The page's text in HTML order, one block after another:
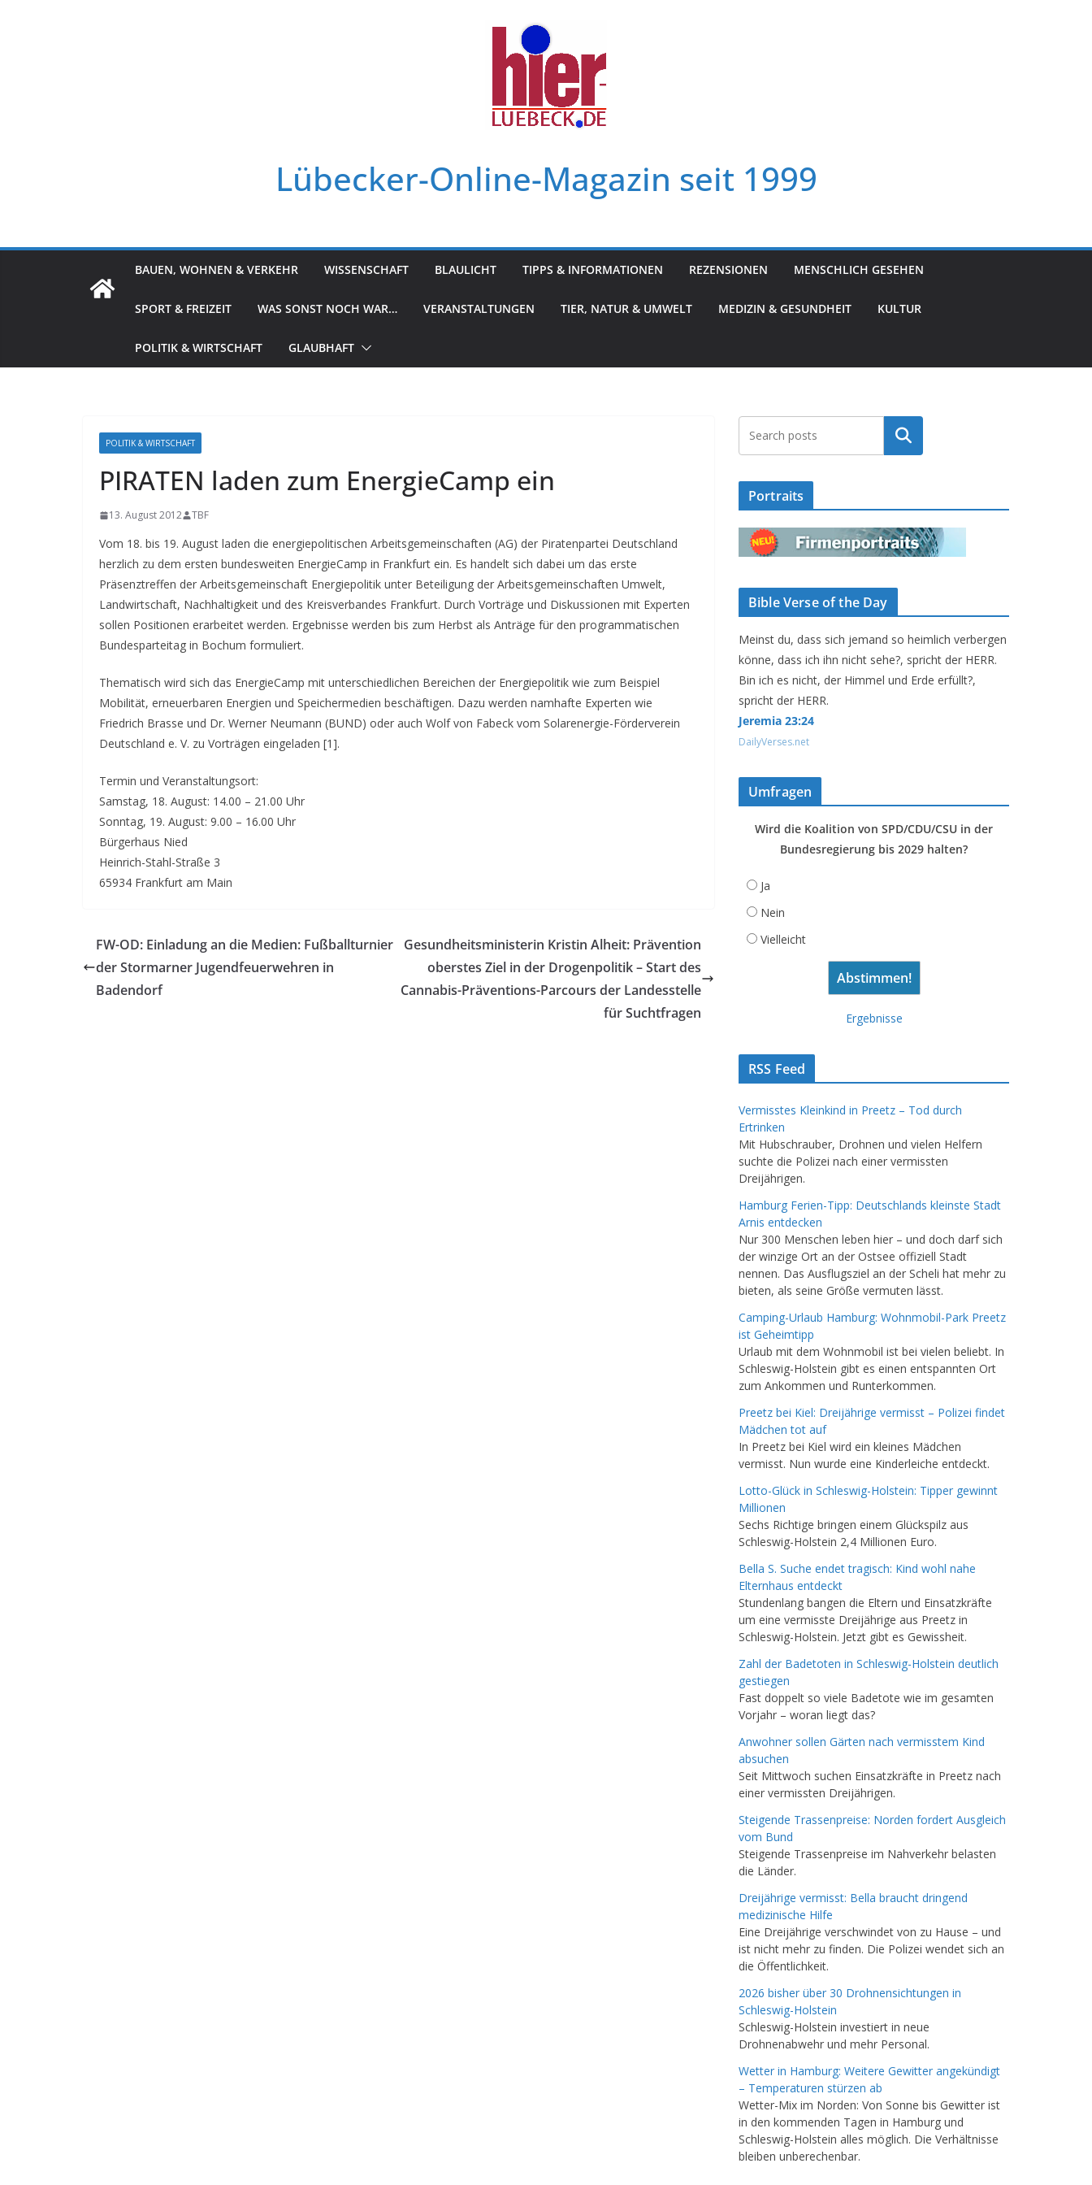
Lübecker-Online-Magazin seit 1999
BAUEN, WOHNEN & VERKEHR WISSENSCHAFT BLAULICHT TIPPS & INFORMATIONEN REZENSIONEN MENSCHLICH GESEHEN
SPORT & FREIZEIT WAS SONST NOCH WAR… VERANSTALTUNGEN TIER, NATUR & UMWELT MEDIZIN & GESUNDHEIT KULTUR
POLITIK & WIRTSCHAFT GLAUBHAFT
POLITIK & WIRTSCHAFT
PIRATEN laden zum EnergieCamp ein
13. August 2012 TBF
Vom 18. bis 19. August laden die energiepolitischen Arbeitsgemeinschaften (AG) der Piratenpartei Deutschland
herzlich zu dem ersten bundesweiten EnergieCamp in Frankfurt ein. Es handelt sich dabei um das erste
Präsenztreffen der Arbeitsgemeinschaft Energiepolitik unter Beteiligung der Arbeitsgemeinschaften Umwelt,
Landwirtschaft, Nachhaltigkeit und des Kreisverbandes Frankfurt. Durch Vorträge und Diskussionen mit Experten
sollen Positionen erarbeitet werden. Ergebnisse werden bis zum Herbst als Anträge für den programmatischen
Bundesparteitag in Bochum formuliert.
Thematisch wird sich das EnergieCamp mit unterschiedlichen Bereichen der Energiepolitik wie zum Beispiel
Mobilität, erneuerbaren Energien und Speichermedien beschäftigen. Dazu werden namhafte Experten wie
Friedrich Brasse und Dr. Werner Neumann (BUND) oder auch Wolf von Fabeck vom Solarenergie-Förderverein
Deutschland e. V. zu Vorträgen eingeladen [1].
Termin und Veranstaltungsort:
Samstag, 18. August: 14.00 – 21.00 Uhr
Sonntag, 19. August: 9.00 – 16.00 Uhr
Bürgerhaus Nied
Heinrich-Stahl-Straße 3
65934 Frankfurt am Main
FW-OD: Einladung an die Medien: Fußballturnier
der Stormarner Jugendfeuerwehren in
Badendorf
Gesundheitsministerin Kristin Alheit: Prävention
oberstes Ziel in der Drogenpolitik – Start des
Cannabis-Präventions-Parcours der Landesstelle
für Suchtfragen
Suchen
Portraits
Bible Verse of the Day
Meinst du, dass sich jemand so heimlich verbergen
könne, dass ich ihn nicht sehe?, spricht der HERR.
Bin ich es nicht, der Himmel und Erde erfüllt?,
spricht der HERR.
Jeremia 23:24
DailyVerses.net
Umfragen
Wird die Koalition von SPD/CDU/CSU in der
Bundesregierung bis 2029 halten?
Ja
Nein
Vielleicht
Ergebnisse
RSS Feed
Vermisstes Kleinkind in Preetz – Tod durch
Ertrinken
Mit Hubschrauber, Drohnen und vielen Helfern
suchte die Polizei nach einer vermissten
Dreijährigen.
Hamburg Ferien-Tipp: Deutschlands kleinste Stadt
Arnis entdecken
Nur 300 Menschen leben hier – und doch darf sich
der winzige Ort an der Ostsee offiziell Stadt
nennen. Das Ausflugsziel an der Scheli hat mehr zu
bieten, als seine Größe vermuten lässt.
Camping-Urlaub Hamburg: Wohnmobil-Park Preetz
ist Geheimtipp
Urlaub mit dem Wohnmobil ist bei vielen beliebt. In
Schleswig-Holstein gibt es einen entspannten Ort
zum Ankommen und Runterkommen.
Preetz bei Kiel: Dreijährige vermisst – Polizei findet
Mädchen tot auf
In Preetz bei Kiel wird ein kleines Mädchen
vermisst. Nun wurde eine Kinderleiche entdeckt.
Lotto-Glück in Schleswig-Holstein: Tipper gewinnt
Millionen
Sechs Richtige bringen einem Glückspilz aus
Schleswig-Holstein 2,4 Millionen Euro.
Bella S. Suche endet tragisch: Kind wohl nahe
Elternhaus entdeckt
Stundenlang bangen die Eltern und Einsatzkräfte
um eine vermisste Dreijährige aus Preetz in
Schleswig-Holstein. Jetzt gibt es Gewissheit.
Zahl der Badetoten in Schleswig-Holstein deutlich
gestiegen
Fast doppelt so viele Badetote wie im gesamten
Vorjahr – woran liegt das?
Anwohner sollen Gärten nach vermisstem Kind
absuchen
Seit Mittwoch suchen Einsatzkräfte in Preetz nach
einer vermissten Dreijährigen.
Steigende Trassenpreise: Norden fordert Ausgleich
vom Bund
Steigende Trassenpreise im Nahverkehr belasten
die Länder.
Dreijährige vermisst: Bella braucht dringend
medizinische Hilfe
Eine Dreijährige verschwindet von zu Hause – und
ist nicht mehr zu finden. Die Polizei wendet sich an
die Öffentlichkeit.
2026 bisher über 30 Drohnensichtungen in
Schleswig-Holstein
Schleswig-Holstein investiert in neue
Drohnenabwehr und mehr Personal.
Wetter in Hamburg: Weitere Gewitter angekündigt
– Temperaturen stürzen ab
Wetter-Mix im Norden: Von Sonne bis Gewitter ist
in den kommenden Tagen in Hamburg und
Schleswig-Holstein alles möglich. Die Verhältnisse
bleiben unberechenbar.